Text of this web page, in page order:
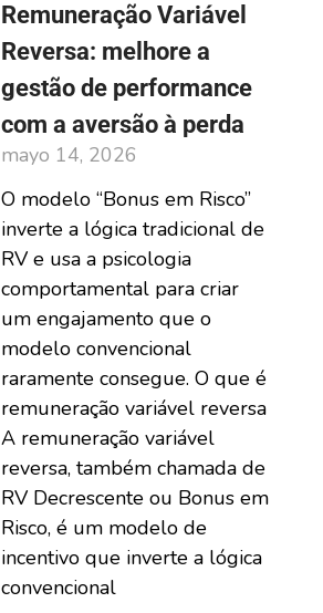
Remuneração Variável
Reversa: melhore a
gestão de performance
com a aversão à perda
mayo 14, 2026
O modelo “Bonus em Risco”
inverte a lógica tradicional de
RV e usa a psicologia
comportamental para criar
um engajamento que o
modelo convencional
raramente consegue. O que é
remuneração variável reversa
A remuneração variável
reversa, também chamada de
RV Decrescente ou Bonus em
Risco, é um modelo de
incentivo que inverte a lógica
convencional